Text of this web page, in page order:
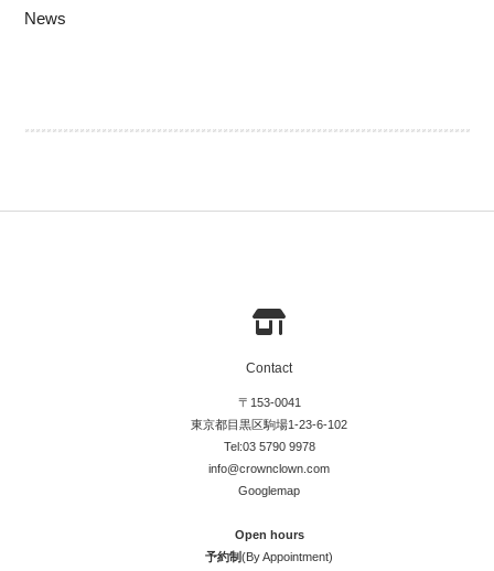
News
Contact
〒153-0041
東京都目黒区駒場1-23-6-102
Tel:03 5790 9978
info@crownclown.com
Googlemap
Open hours
予約制(By Appointment)